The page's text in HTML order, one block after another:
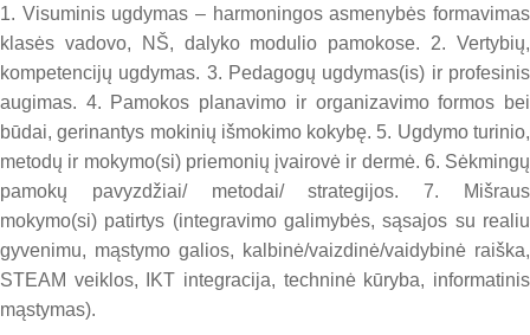
1. Visuminis ugdymas – harmoningos asmenybės formavimas
klasės vadovo, NŠ, dalyko modulio pamokose. 2. Vertybių,
kompetencijų ugdymas. 3. Pedagogų ugdymas(is) ir profesinis
augimas. 4. Pamokos planavimo ir organizavimo formos bei
būdai, gerinantys mokinių išmokimo kokybę. 5. Ugdymo turinio,
metodų ir mokymo(si) priemonių įvairovė ir dermė. 6. Sėkmingų
pamokų pavyzdžiai/ metodai/ strategijos. 7. Mišraus
mokymo(si) patirtys (integravimo galimybės, sąsajos su realiu
gyvenimu, mąstymo galios, kalbinė/vaizdinė/vaidybinė raiška,
STEAM veiklos, IKT integracija, techninė kūryba, informatinis
mąstymas).